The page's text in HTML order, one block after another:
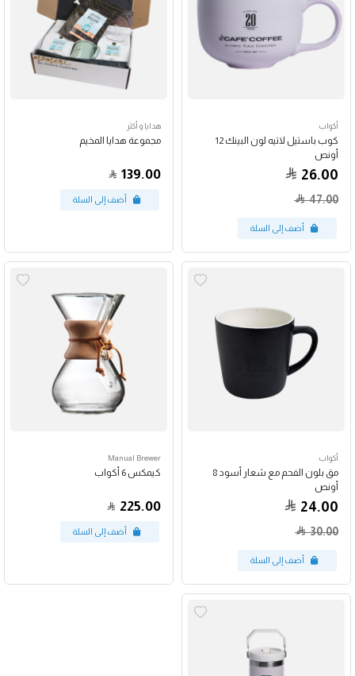
أكواب
كوب باستيل لاتيه لون البينك 12
أونص
26.00
47.00
هدايا و أكثر
مجموعة هدايا المخيم
139.00
أكواب
مق بلون الفحم مع شعار أسود 8
أونص
24.00
30.00
Manual Brewer
كيمكس 6 أكواب
225.00